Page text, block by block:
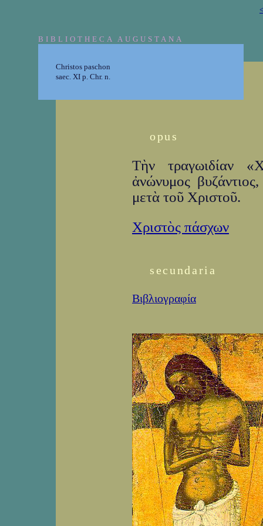
BIBLIOTHECA AUGUSTANA
Christos paschon
saec. XI p. Chr. n.
opus
Τὴν τραγωιδίαν
ἀνώνυμος
μετὰ τοῦ Χριστοῦ.
Χριστὸς πάσχων
secundaria
Βιβλιογραφία